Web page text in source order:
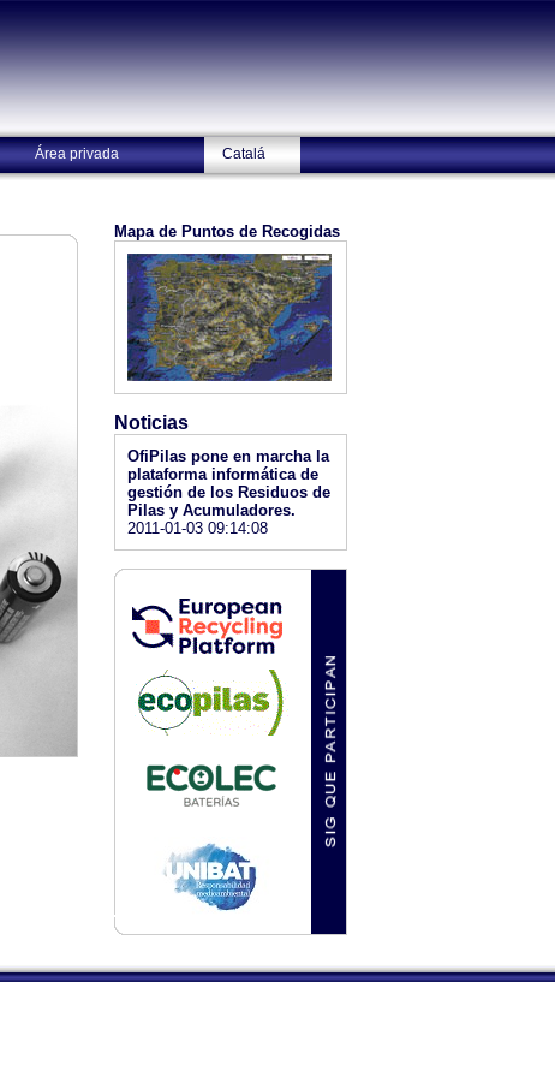
Área privada Catalá
Mapa de Puntos de Recogidas
Noticias
OfiPilas pone en marcha la
plataforma informática de
gestión de los Residuos de
Pilas y Acumuladores.
2011-01-03 09:14:08